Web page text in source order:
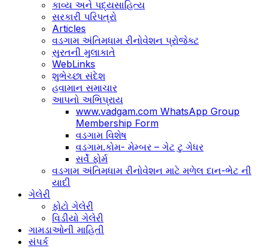
કાવ્ય અને પદ્યસાહિત્ય
સરકારી પરિપત્રો
Articles
વડગામ અંતિમધામ રીનોવેશન પ્રોજેક્ટ
સુરતની મુલાકાતે
WebLinks
શુભેચ્છા સંદેશ
હવામાન સમાચાર
આપનો અભિપ્રાય
www.vadgam.com WhatsApp Group
Membership Form
વડગામ વિશેષ
વડગામ.કોમ- મેમ્બર – ગેટ ટુ ગેધર
સર્વે ફોર્મ
વડગામ અંતિમધામ રીનોવેશન માટે મળેલ દાન-ભેટ ની
યાદી
ગેલેરી
ફોટો ગેલેરી
વિડીયો ગેલેરી
ગામડાઓની માહિતી
સંપર્ક